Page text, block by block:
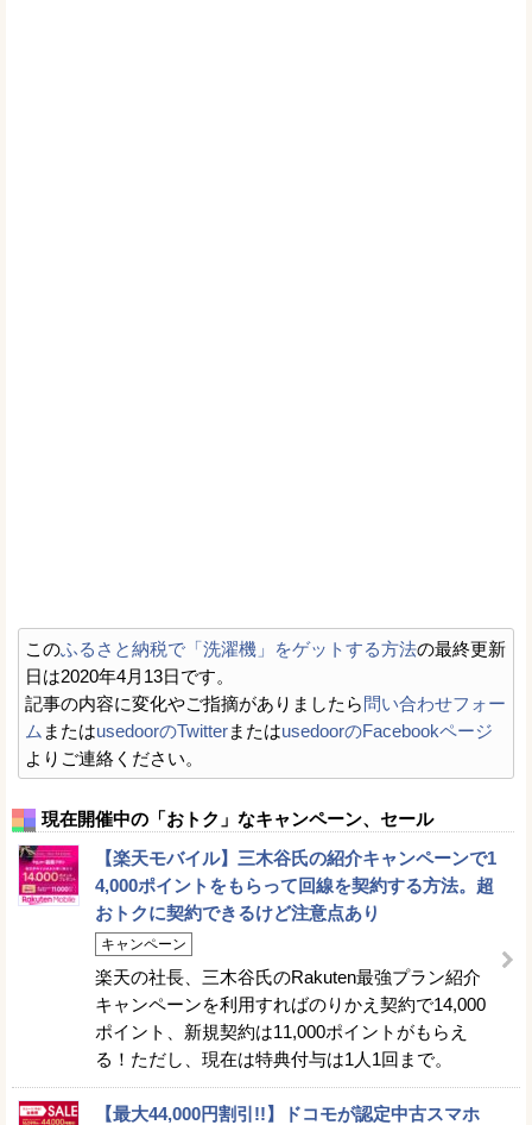
このふるさと納税で「洗濯機」をゲットする方法の最終更新
日は2020年4月13日です。
記事の内容に変化やご指摘がありましたら問い合わせフォー
ム またはusedoorのTwitterまたはusedoorのFacebookページ
よりご連絡ください。
現在開催中の「おトク」なキャンペーン、セール
【楽天モバイル】三木谷氏の紹介キャンペーンで1
4,000ポイントをもらって回線を契約する方法。超
おトクに契約できるけど注意点あり
キャンペーン
楽天の社長、三木谷氏のRakuten最強プラン紹介
キャンペーンを利用すればのりかえ契約で14,000
ポイント、新規契約は11,000ポイントがもらえ
る！ただし、現在は特典付与は1人1回まで。
【最大44,000円割引!!】ドコモが認定中古スマホ